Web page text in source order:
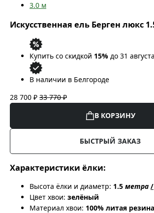
3.0 м
Искусственная ель Берген люкс
Купить со скидкой 15% до 31 августа
В наличии в Белгороде
28 700 ₽ 33 770 ₽
В КОРЗИНУ
БЫСТРЫЙ ЗАКАЗ
Характеристики ёлки:
Высота ёлки и диаметр: 1.5 метра /
Цвет хвои: зелёный
Материал хвои: 100% литая резина